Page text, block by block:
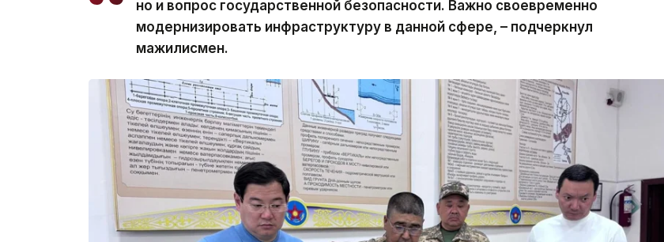
но и вопрос государственной безопасности. Важно своевременно
модернизировать инфраструктуру в данной сфере, – подчеркнул
мажилисмен.